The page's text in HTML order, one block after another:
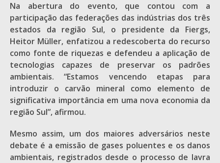
Na abertura do evento, que contou com a
participação das federações das indústrias dos três
estados da região Sul, o presidente da Fiergs,
Heitor Müller, enfatizou a redescoberta do recurso
como fonte de riquezas e defendeu a aplicação de
tecnologias capazes de preservar os padrões
ambientais. “Estamos vencendo etapas para
introduzir o carvão mineral como elemento de
significativa importância em uma nova economia da
região Sul”, afirmou.
Mesmo assim, um dos maiores adversários neste
debate é a emissão de gases poluentes e os danos
ambientais, registrados desde o processo de lavra